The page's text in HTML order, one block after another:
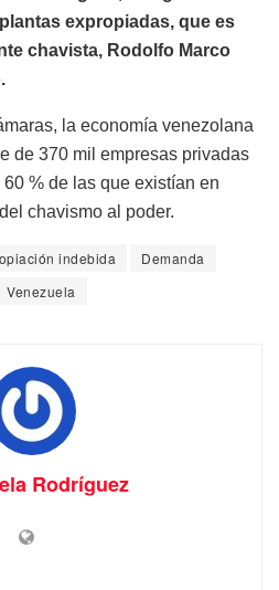
expropiadas, que es
chavista, Rodolfo Marco
la economía venezolana
de 370 mil empresas privadas
% de las que existían en
chavismo al poder.
indebida
Demanda
Venezuela
Rodríguez